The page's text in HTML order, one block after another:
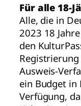
Für alle 18-
Alle, die in
2023 18
den
Ausweis-
ein Budget in
Verfügung,